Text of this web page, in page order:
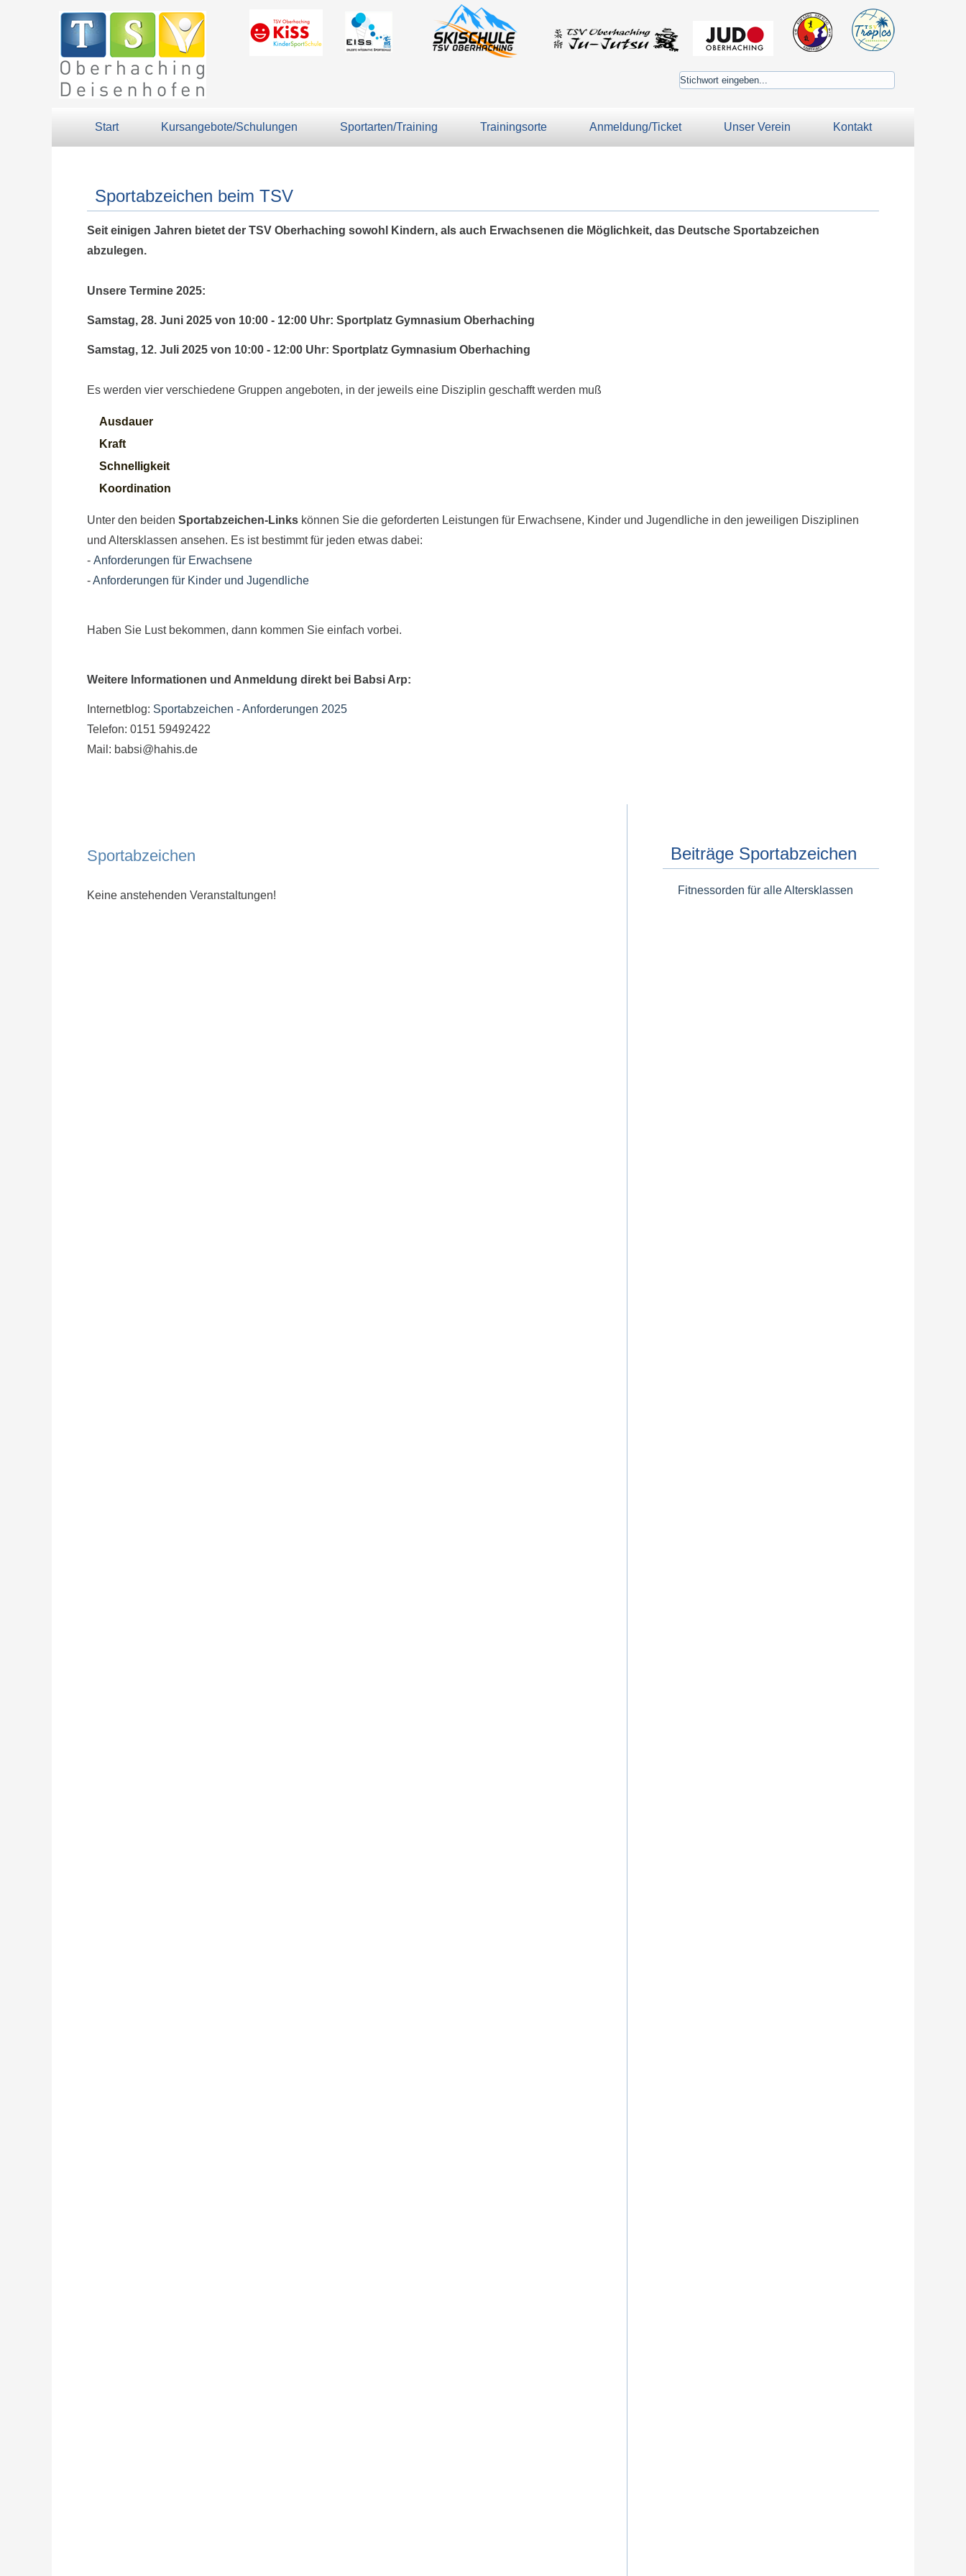
Start Kursangebote/Schulungen Sportarten/Training Trainingsorte Anmeldung/Ticket Unser Verein Kontakt
Sportabzeichen beim TSV
Seit einigen Jahren bietet der TSV Oberhaching sowohl Kindern, als auch Erwachsenen die Möglichkeit, das Deutsche Sportabzeichen
abzulegen.
Unsere Termine 2025:
Samstag, 28. Juni 2025 von 10:00 - 12:00 Uhr: Sportplatz Gymnasium Oberhaching
Samstag, 12. Juli 2025 von 10:00 - 12:00 Uhr: Sportplatz Gymnasium Oberhaching
Es werden vier verschiedene Gruppen angeboten, in der jeweils eine Disziplin geschafft werden muß
Ausdauer
Kraft
Schnelligkeit
Koordination
Unter den beiden Sportabzeichen-Links können Sie die geforderten Leistungen für Erwachsene, Kinder und Jugendliche in den jeweiligen Disziplinen
und Altersklassen ansehen. Es ist bestimmt für jeden etwas dabei:
- Anforderungen für Erwachsene
-Anforderungen für Kinder und Jugendliche
Haben Sie Lust bekommen, dann kommen Sie einfach vorbei.
Weitere Informationen und Anmeldung direkt bei Babsi Arp:
Internetblog: Sportabzeichen - Anforderungen 2025
Telefon: 0151 59492422
Mail: babsi@hahis.de
Sportabzeichen
Keine anstehenden Veranstaltungen!
Beiträge Sportabzeichen
Fitnessorden für alle Altersklassen